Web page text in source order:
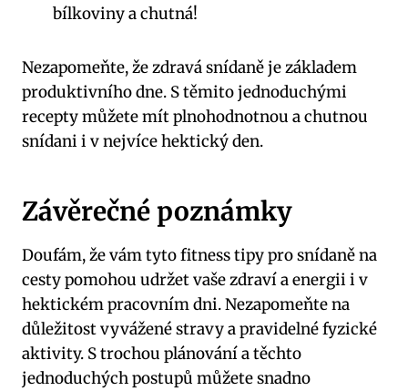
bílkoviny a chutná!
Nezapomeňte, že zdravá snídaně je základem
produktivního dne. S těmito jednoduchými
recepty můžete mít plnohodnotnou a chutnou
snídani i v nejvíce hektický den.
Závěrečné poznámky
Doufám, že vám tyto fitness tipy pro snídaně na
cesty pomohou udržet vaše zdraví a energii i v
hektickém pracovním dni. Nezapomeňte na
důležitost vyvážené stravy a pravidelné fyzické
aktivity. S trochou plánování a těchto
jednoduchých postupů můžete snadno